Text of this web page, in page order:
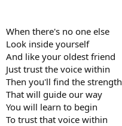
When there's no one else
Look inside yourself
And like your oldest friend
Just trust the voice within
Then you'll find the strength
That will guide our way
You will learn to begin
To trust that voice within